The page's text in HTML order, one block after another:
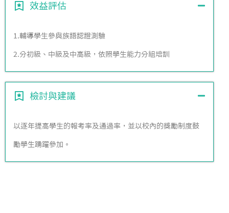
效益評估
1.輔導學生參與族語認證測驗
2.分初級、中級及中高級，依照學生能力分組培訓
檢討與建議
以逐年提高學生的報考率及通過率，並以校內的獎勵制度鼓
勵學生踴躍參加。